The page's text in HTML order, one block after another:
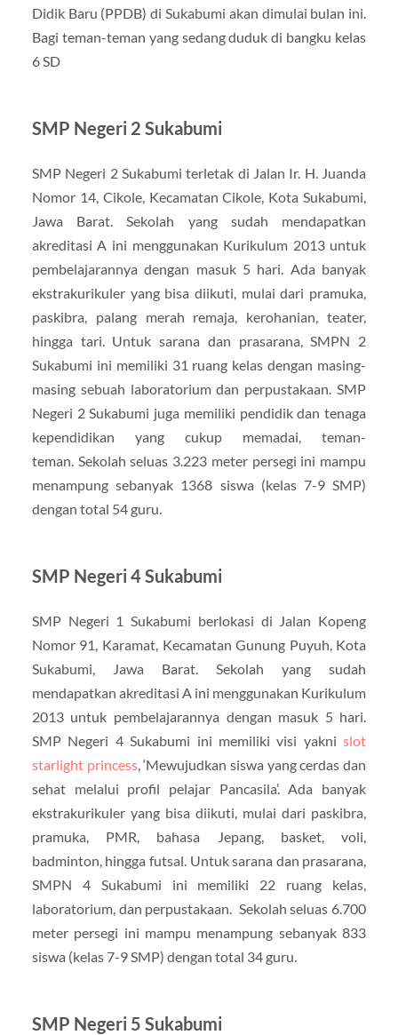
Didik Baru (PPDB) di Sukabumi akan dimulai bulan ini.
Bagi teman-teman yang sedang duduk di bangku kelas
6 SD
SMP Negeri 2 Sukabumi
SMP Negeri 2 Sukabumi terletak di Jalan Ir. H. Juanda
Nomor 14, Cikole, Kecamatan Cikole, Kota Sukabumi,
Jawa Barat. Sekolah yang sudah mendapatkan
akreditasi A ini menggunakan Kurikulum 2013 untuk
pembelajarannya dengan masuk 5 hari. Ada banyak
ekstrakurikuler yang bisa diikuti, mulai dari pramuka,
paskibra, palang merah remaja, kerohanian, teater,
hingga tari. Untuk sarana dan prasarana, SMPN 2
Sukabumi ini memiliki 31 ruang kelas dengan masing-
masing sebuah laboratorium dan perpustakaan. SMP
Negeri 2 Sukabumi juga memiliki pendidik dan tenaga
kependidikan yang cukup memadai, teman-
teman. Sekolah seluas 3.223 meter persegi ini mampu
menampung sebanyak 1368 siswa (kelas 7-9 SMP)
dengan total 54 guru.
SMP Negeri 4 Sukabumi
SMP Negeri 1 Sukabumi berlokasi di Jalan Kopeng
Nomor 91, Karamat, Kecamatan Gunung Puyuh, Kota
Sukabumi, Jawa Barat. Sekolah yang sudah
mendapatkan akreditasi A ini menggunakan Kurikulum
2013 untuk pembelajarannya dengan masuk 5 hari.
SMP Negeri 4 Sukabumi ini memiliki visi yaknislot
starlight princess, ‘Mewujudkan siswa yang cerdas dan
sehat melalui profil pelajar Pancasila’. Ada banyak
ekstrakurikuler yang bisa diikuti, mulai dari paskibra,
pramuka, PMR, bahasa Jepang, basket, voli,
badminton, hingga futsal. Untuk sarana dan prasarana,
SMPN 4 Sukabumi ini memiliki 22 ruang kelas,
laboratorium, dan perpustakaan. Sekolah seluas 6.700
meter persegi ini mampu menampung sebanyak 833
siswa (kelas 7-9 SMP) dengan total 34 guru.
SMP Negeri 5 Sukabumi